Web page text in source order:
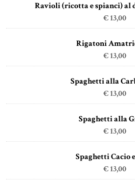
Ravioli (ricotta e spianci) al
€ 13,00
Rigatoni
€ 13,00
Spaghetti alla
€ 13,00
Spaghetti alla
€ 13,00
Spaghetti Cacio
€ 13,00